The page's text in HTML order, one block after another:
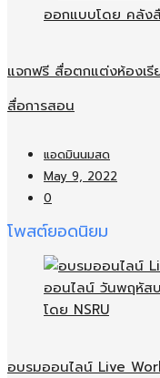
แจกฟรี สื่อตกแต่งห้องเรี
สื่อการสอน
แอดมินนมสด
May 9, 2022
0
โพสต์ยอดนิยม
อบรมออนไลน์​ Live